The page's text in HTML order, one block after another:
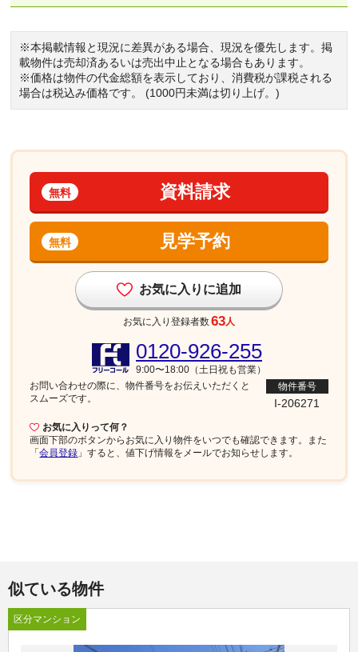
※本掲載情報と現況に差異がある場合、現況を優先します。掲
載物件は売却済あるいは売出中止となる場合もあります。
※価格は物件の代金総額を表示しており、消費税が課税される
場合は税込み価格です。 (1000円未満は切り上げ。)
資料請求
無料
見学予約
無料
お気に入りに追加
お気に入り登録者数63人
お気に入りって何？
画面下部のボタンからお気に入り物件をいつでも確認できます。また
「会員登録 」すると、値下げ情報をメールでお知らせします。
0120-926-255
9:00〜18:00（土日祝も営業）
お問い合わせの際に、物件番号をお伝えいただくと
スムーズです。
物件番号
I-206271
似ている物件
区分マンション